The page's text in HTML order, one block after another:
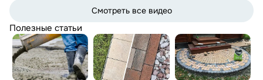
Смотреть все видео
Полезные статьи